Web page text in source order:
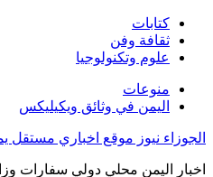
كتابات
ثقافة وفن
علوم وتكنولوجيا
منوعات
اليمن في وثائق ويكيليكس
الجوزاء نيوز موقع اخباري مستقل
اخبار اليمن محلي دولي سفارات